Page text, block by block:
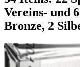
Vereins- und
Bronze, 2